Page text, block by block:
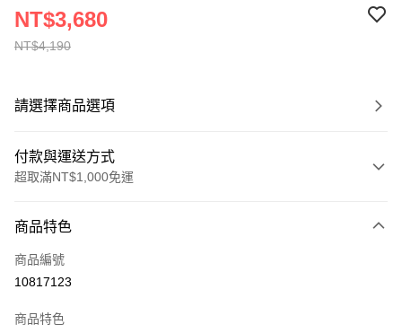
NT$4,190
NT$3,680
請選擇商品選項
付款與運送方式
超取滿NT$1,000免運
信用卡一次付款
超商取貨付款
運送方式
商品特色
商品編號
10817123
商品特色